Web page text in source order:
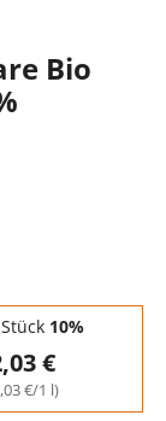
Bio
10%
€
€/1 l)